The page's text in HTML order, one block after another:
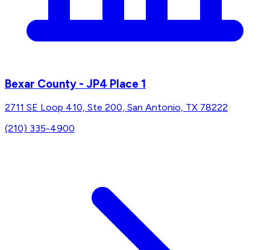
Bexar County - JP4 Place 1
2711 SE Loop 410, Ste 200, San Antonio, TX 78222
(210) 335-4900